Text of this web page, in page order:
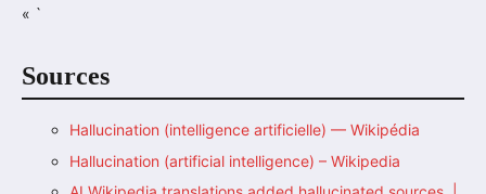
« `
Sources
Hallucination (intelligence artificielle) — Wikipédia
Hallucination (artificial intelligence) – Wikipedia